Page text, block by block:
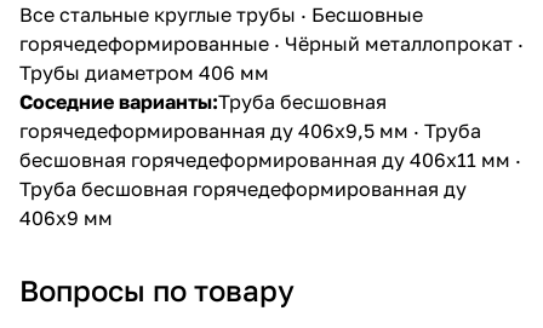
Все стальные круглые трубы · Бесшовные
горячедеформированные · Чёрный металлопрокат ·
Трубы диаметром 406 мм
Соседние варианты:Труба бесшовная
горячедеформированная ду 406х9,5 мм · Труба
бесшовная горячедеформированная ду 406х11 мм ·
Труба бесшовная горячедеформированная ду
406х9 мм
Вопросы по товару